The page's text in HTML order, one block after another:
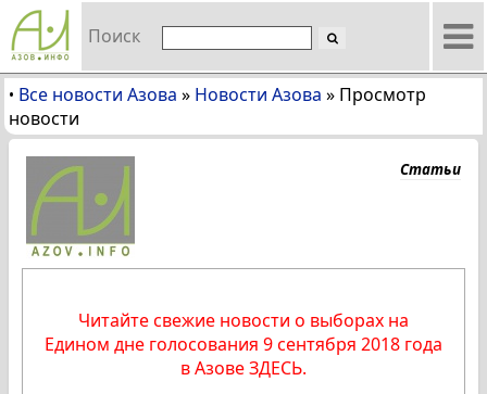
Поиск
• Все новости Азова » Новости Азова » Просмотр
новости
Статьи
Читайте свежие новости о выборах на
Едином дне голосования 9 сентября 2018 года
в Азове ЗДЕСЬ.